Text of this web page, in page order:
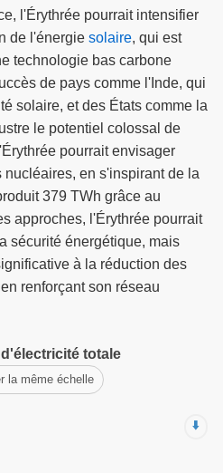
l'Érythrée pourrait intensifier
de l'énergie solaire, qui est
technologie bas carbone
de pays comme l'Inde, qui
solaire, et des États comme la
le potentiel colossal de
pourrait envisager
en s'inspirant de la
379 TWh grâce au
approches, l'Érythrée pourrait
sécurité énergétique, mais
à la réduction des
renforçant son réseau
totale
la même échelle
⬇️